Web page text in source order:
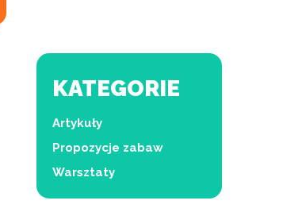
KATEGORIE
Artykuły
Propozycje zabaw
Warsztaty